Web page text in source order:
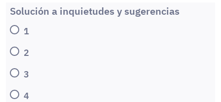
Solución a inquietudes y sugerencias
1
2
3
4